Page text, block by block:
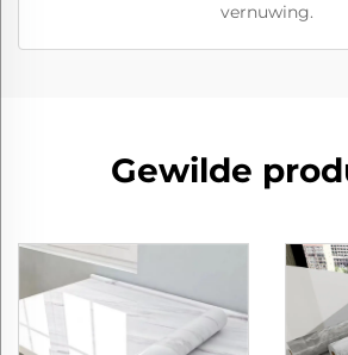
vernuwing.
Gewilde